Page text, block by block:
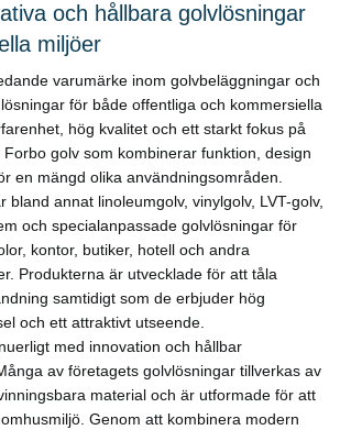
och hållbara golvlösningar
miljöer
varumärke inom golvbeläggningar och
för både offentliga och kommersiella
hög kvalitet och ett starkt fokus på
golv som kombinerar funktion, design
en mängd olika användningsområden.
bland annat linoleumgolv, vinylgolv, LVT-golv,
och specialanpassade golvlösningar för
kontor, butiker, hotell och andra
Produkterna är utvecklade för att tåla
samtidigt som de erbjuder hög
och ett attraktivt utseende.
med innovation och hållbar
av företagets golvlösningar tillverkas av
material och är utformade för att
Genom att kombinera modern